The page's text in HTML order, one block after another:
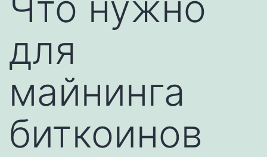
для
майнинга
биткоинов